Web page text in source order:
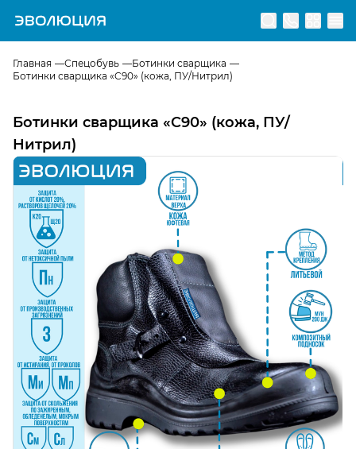
Перейти на главную страницу
Главная Спецобувь
Ботинки сварщика
Ботинки сварщика «C90» (кожа, ПУ/Нитрил)
Ботинки сварщика «C90» (кожа, ПУ/
Нитрил)